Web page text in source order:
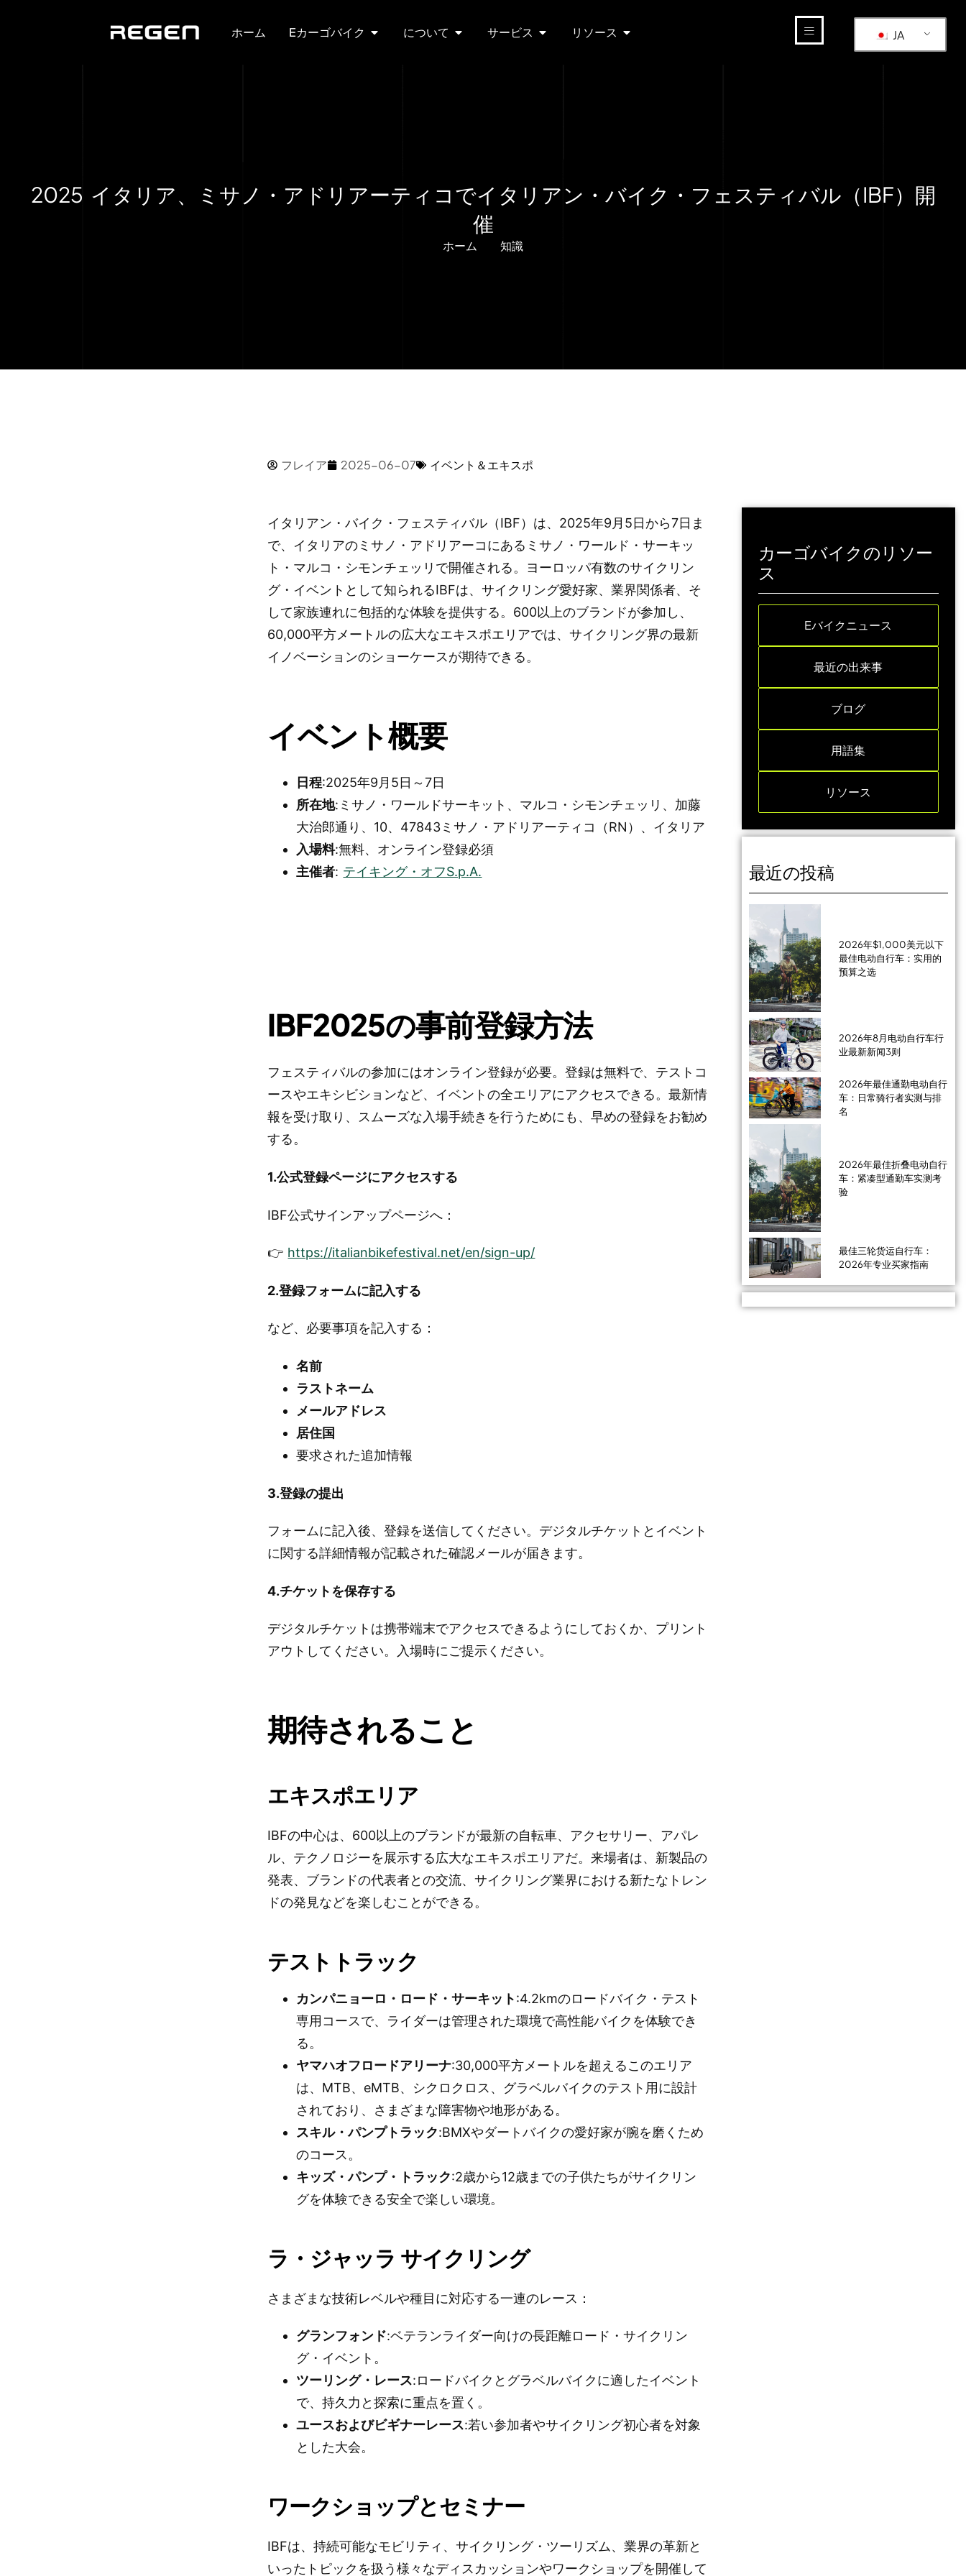
ホーム Eカーゴバイク について サービス リソース JA
2025 イタリア、ミサノ・アドリアーティコでイタリアン・バイク・フェスティバル（IBF）開
催
ホーム 知識
フレイア 2025-06-07 イベント＆エキスポ
イタリアン・バイク・フェスティバル（IBF）は、2025年9月5日から7日ま
で、イタリアのミサノ・アドリアーコにあるミサノ・ワールド・サーキッ
ト・マルコ・シモンチェッリで開催される。ヨーロッパ有数のサイクリン
グ・イベントとして知られるIBFは、サイクリング愛好家、業界関係者、そ
して家族連れに包括的な体験を提供する。600以上のブランドが参加し、
60,000平方メートルの広大なエキスポエリアでは、サイクリング界の最新
イノベーションのショーケースが期待できる。
イベント概要
日程:2025年9月5日～7日
所在地:ミサノ・ワールドサーキット、マルコ・シモンチェッリ、加藤
大治郎通り、10、47843ミサノ・アドリアーティコ（RN）、イタリア
入場料:無料、オンライン登録必須
主催者: テイキング・オフS.p.A.
IBF2025の事前登録方法
フェスティバルの参加にはオンライン登録が必要。登録は無料で、テストコ
ースやエキシビションなど、イベントの全エリアにアクセスできる。最新情
報を受け取り、スムーズな入場手続きを行うためにも、早めの登録をお勧め
する。
1.公式登録ページにアクセスする
IBF公式サインアップページへ：
👉 https://italianbikefestival.net/en/sign-up/
2.登録フォームに記入する
など、必要事項を記入する：
名前
ラストネーム
メールアドレス
居住国
要求された追加情報
3.登録の提出
フォームに記入後、登録を送信してください。デジタルチケットとイベント
に関する詳細情報が記載された確認メールが届きます。
4.チケットを保存する
デジタルチケットは携帯端末でアクセスできるようにしておくか、プリント
アウトしてください。入場時にご提示ください。
期待されること
エキスポエリア
IBFの中心は、600以上のブランドが最新の自転車、アクセサリー、アパレ
ル、テクノロジーを展示する広大なエキスポエリアだ。来場者は、新製品の
発表、ブランドの代表者との交流、サイクリング業界における新たなトレン
ドの発見などを楽しむことができる。
テストトラック
カンパニョーロ・ロード・サーキット:4.2kmのロードバイク・テスト
専用コースで、ライダーは管理された環境で高性能バイクを体験でき
る。
ヤマハオフロードアリーナ:30,000平方メートルを超えるこのエリア
は、MTB、eMTB、シクロクロス、グラベルバイクのテスト用に設計
されており、さまざまな障害物や地形がある。
スキル・パンプトラック:BMXやダートバイクの愛好家が腕を磨くため
のコース。
キッズ・パンプ・トラック:2歳から12歳までの子供たちがサイクリン
グを体験できる安全で楽しい環境。
ラ・ジャッラ サイクリング
さまざまな技術レベルや種目に対応する一連のレース：
グランフォンド:ベテランライダー向けの長距離ロード・サイクリン
グ・イベント。
ツーリング・レース:ロードバイクとグラベルバイクに適したイベント
で、持久力と探索に重点を置く。
ユースおよびビギナーレース:若い参加者やサイクリング初心者を対象
とした大会。
ワークショップとセミナー
IBFは、持続可能なモビリティ、サイクリング・ツーリズム、業界の革新と
いったトピックを扱う様々なディスカッションやワークショップを開催して
カーゴバイクのリソー
ス
Eバイクニュース
最近の出来事
ブログ
用語集
リソース
最近の投稿
2026年$1,000美元以下
最佳电动自行车：实用的
预算之选
2026年8月电动自行车行
业最新新闻3则
2026年最佳通勤电动自行
车：日常骑行者实测与排
名
2026年最佳折叠电动自行
车：紧凑型通勤车实测考
验
最佳三轮货运自行车：
2026年专业买家指南